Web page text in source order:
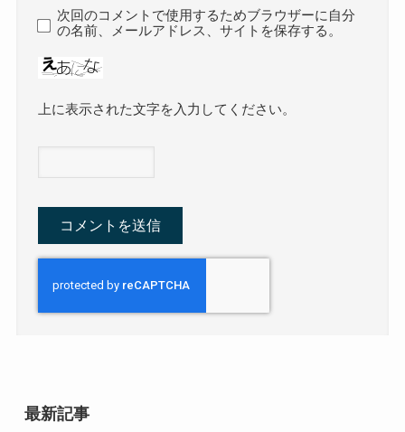
次回のコメントで使用するためブラウザーに自分
の名前、メールアドレス、サイトを保存する。
上に表示された文字を入力してください。
最新記事